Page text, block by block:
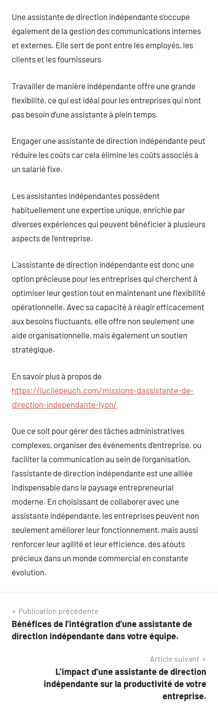
Une assistante de direction indépendante s’occupe
également de la gestion des communications internes
et externes. Elle sert de pont entre les employés, les
clients et les fournisseurs.
Travailler de manière indépendante offre une grande
flexibilité, ce qui est idéal pour les entreprises qui n’ont
pas besoin d’une assistante à plein temps.
Engager une assistante de direction indépendante peut
réduire les coûts car cela élimine les coûts associés à
un salarié fixe.
Les assistantes indépendantes possèdent
habituellement une expertise unique, enrichie par
diverses expériences qui peuvent bénéficier à plusieurs
aspects de l’entreprise.
L’assistante de direction indépendante est donc une
option précieuse pour les entreprises qui cherchent à
optimiser leur gestion tout en maintenant une flexibilité
opérationnelle. Avec sa capacité à réagir efficacement
aux besoins fluctuants, elle offre non seulement une
aide organisationnelle, mais également un soutien
stratégique.
En savoir plus à propos de
https://lucilepeuch.com/missions-dassistante-de-
direction-independante-lyon/
Que ce soit pour gérer des tâches administratives
complexes, organiser des événements d’entreprise, ou
faciliter la communication au sein de l’organisation,
l’assistante de direction indépendante est une alliée
indispensable dans le paysage entrepreneurial
moderne. En choisissant de collaborer avec une
assistante indépendante, les entreprises peuvent non
seulement améliorer leur fonctionnement, mais aussi
renforcer leur agilité et leur efficience, des atouts
précieux dans un monde commercial en constante
évolution.
Navigation
de
Publication précédente
Bénéfices de l’intégration d’une assistante de
direction indépendante dans votre équipe.
Article suivant
L’impact d’une assistante de direction
indépendante sur la productivité de votre
entreprise.